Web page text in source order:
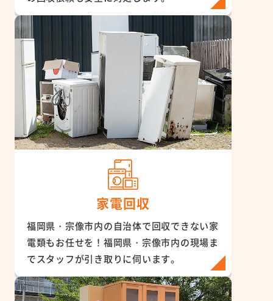
家電回収
福岡県・宗像市内の自治体で回収できない家
電類もお任せを！福岡県・宗像市内の現場ま
でスタッフが引き取りに伺います。